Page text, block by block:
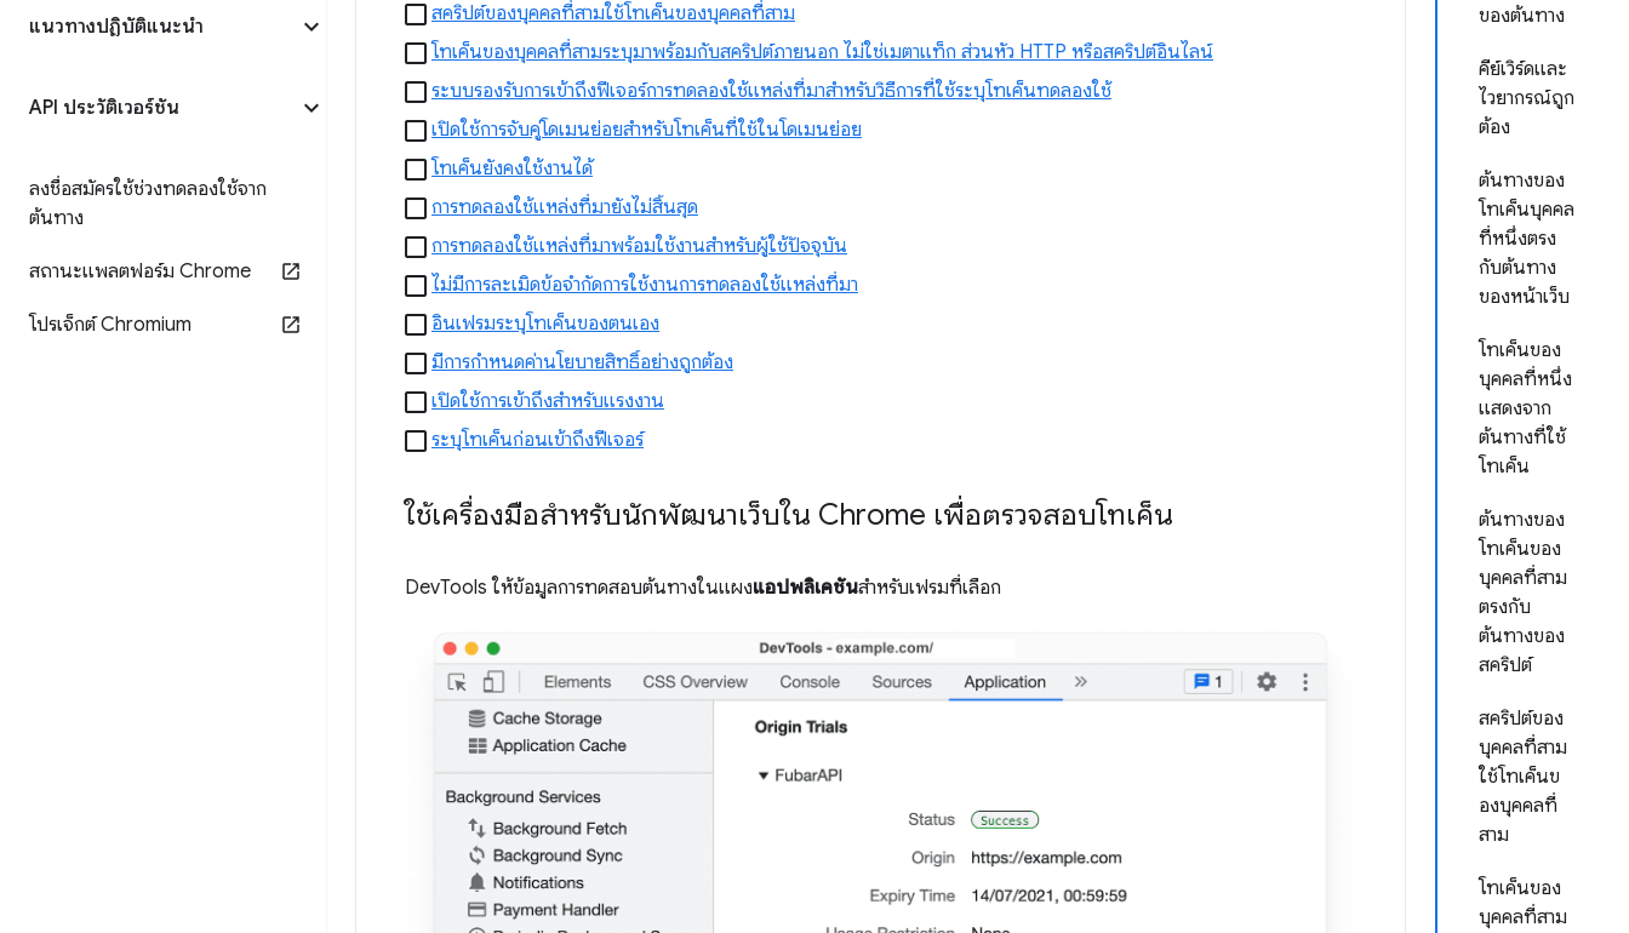
แนวทางปฏิบัติแนะนำ
API ประวัติเวอร์ชัน
ลงชื่อสมัครใช้ช่วงทดลองใช้จาก
ต้นทาง
สถานะแพลตฟอร์ม Chrome
โปรเจ็กต์ Chromium
ของต้นทาง
คีย์เวิร์ดและ
ไวยากรณ์ถูก
ต้อง
ต้นทางของ
โทเค็นบุคคล
ที่หนึ่งตรง
กับต้นทาง
ของหน้าเว็บ
โทเค็นของ
บุคคลที่หนึ่ง
แสดงจาก
ต้นทางที่ใช้
โทเค็น
ต้นทางของ
โทเค็นของ
บุคคลที่สาม
ตรงกับ
ต้นทางของ
สคริปต์
สคริปต์ของ
บุคคลที่สาม
ใช้โทเค็นข
องบุคคลที่
สาม
โทเค็นของ
บุคคลที่สาม
สคริปต์ของบุคคลที่สามใช้โทเค็นของบุคคลที่สาม
โทเค็นของบุคคลที่สามระบุมาพร้อมกับสคริปต์ภายนอก ไม่ใช่เมตาแท็ก ส่วนหัว HTTP หรือสคริปต์อินไลน์
ระบบรองรับการเข้าถึงฟีเจอร์การทดลองใช้แหล่งที่มาสำหรับวิธีการที่ใช้ระบุโทเค็นทดลองใช้
เปิดใช้การจับคู่โดเมนย่อยสำหรับโทเค็นที่ใช้ในโดเมนย่อย
โทเค็นยังคงใช้งานได้
การทดลองใช้แหล่งที่มายังไม่สิ้นสุด
การทดลองใช้แหล่งที่มาพร้อมใช้งานสําหรับผู้ใช้ปัจจุบัน
ไม่มีการละเมิดข้อจํากัดการใช้งานการทดลองใช้แหล่งที่มา
อินเฟรมระบุโทเค็นของตนเอง
มีการกำหนดค่านโยบายสิทธิ์อย่างถูกต้อง
เปิดใช้การเข้าถึงสำหรับแรงงาน
ระบุโทเค็นก่อนเข้าถึงฟีเจอร์
ใช้เครื่องมือสำหรับนักพัฒนาเว็บใน Chrome เพื่อตรวจสอบโทเค็น
DevTools ให้ข้อมูลการทดสอบต้นทางในแผงแอปพลิเคชันสําหรับเฟรมที่เลือก